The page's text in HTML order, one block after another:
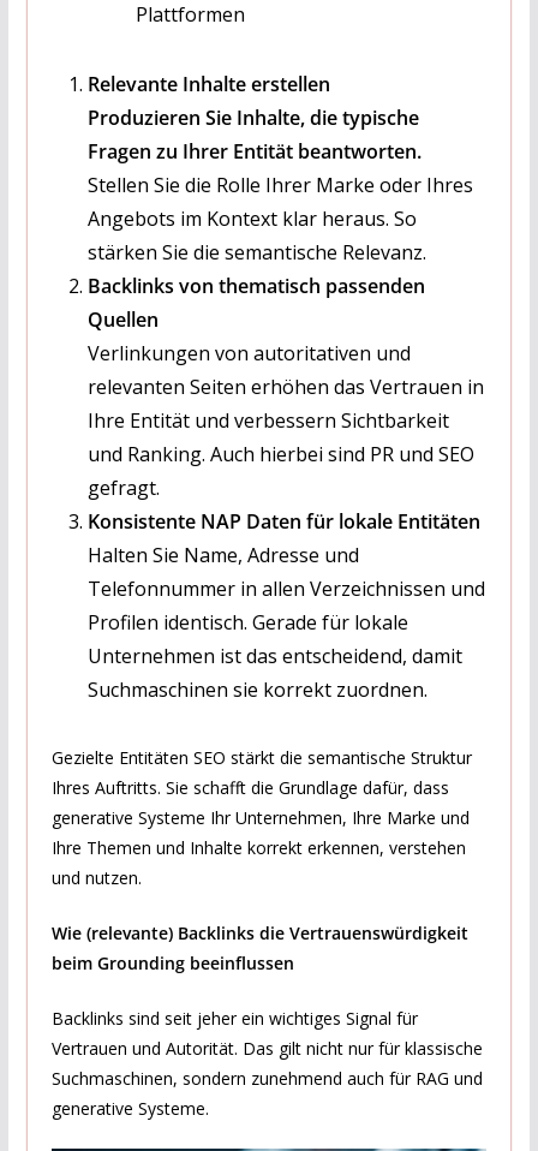
Plattformen
Relevante Inhalte erstellen
Produzieren Sie Inhalte, die typische
Fragen zu Ihrer Entität beantworten.
Stellen Sie die Rolle Ihrer Marke oder Ihres
Angebots im Kontext klar heraus. So
stärken Sie die semantische Relevanz.
Backlinks von thematisch passenden
Quellen
Verlinkungen von autoritativen und
relevanten Seiten erhöhen das Vertrauen in
Ihre Entität und verbessern Sichtbarkeit
und Ranking. Auch hierbei sind PR und SEO
gefragt.
Konsistente NAP Daten für lokale Entitäten
Halten Sie Name, Adresse und
Telefonnummer in allen Verzeichnissen und
Profilen identisch. Gerade für lokale
Unternehmen ist das entscheidend, damit
Suchmaschinen sie korrekt zuordnen.
Gezielte Entitäten SEO stärkt die semantische Struktur
Ihres Auftritts. Sie schafft die Grundlage dafür, dass
generative Systeme Ihr Unternehmen, Ihre Marke und
Ihre Themen und Inhalte korrekt erkennen, verstehen
und nutzen.
Wie (relevante) Backlinks die Vertrauenswürdigkeit
beim Grounding beeinflussen
Backlinks sind seit jeher ein wichtiges Signal für
Vertrauen und Autorität. Das gilt nicht nur für klassische
Suchmaschinen, sondern zunehmend auch für RAG und
generative Systeme.